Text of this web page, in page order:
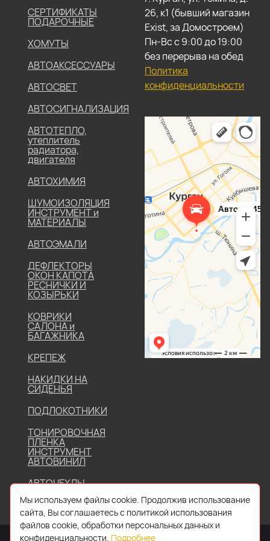
СЕРТИФИКАТЫ
ПОДАРОЧНЫЕ
ХОМУТЫ
АВТОАКСЕССУАРЫ
АВТОСВЕТ
АВТОСИГНАЛИЗАЦИЯ
АВТОТЕПЛО,
утеплитель
радиатора,
двигателя
АВТОХИМИЯ
ШУМОИЗОЛЯЦИЯ
ИНСТРУМЕНТ и
МАТЕРИАЛЫ
АВТОЭМАЛИ
ДЕФЛЕКТОРЫ
ОКОН КАПОТА
РЕСНИЧКИ И
КОЗЫРЬКИ
КОВРИКИ
САЛОНА и
БАГАЖНИКА
КРЕПЕЖ
НАКИДКИ НА
СИДЕНЬЯ
ПОДЛОКОТНИКИ
ТОНИРОВОЧНАЯ
ПЛЕНКА
ИНСТРУМЕНТ
АВТОВИНИЛ
АВТОЧЕХЛЫ
26, к1 (бывший магазин
Exist, за Домостроем)
Пн-Вс с 9:00 до 19:00
без перерыва на обед
Политика
конфиденциальности
Мы используем файлы cookie. Продолжив использование
сайта, Вы соглашаетесь с политикой использования
файлов cookie, обработки персональных данных и
конфиденциальности. Подробнее